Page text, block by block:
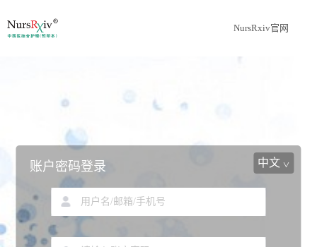
NursRxiv官网
中文
账户密码登录